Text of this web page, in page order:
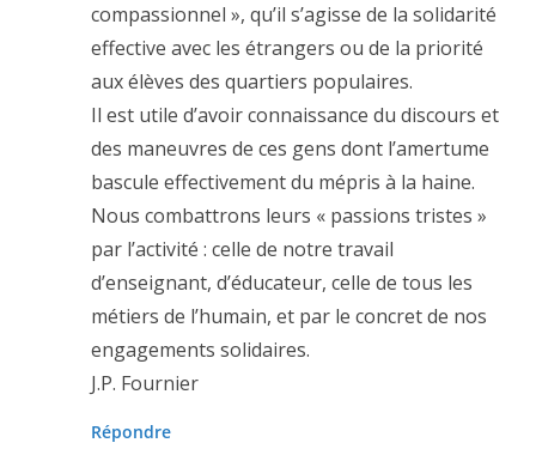
compassionnel », qu’il s’agisse de la solidarité
effective avec les étrangers ou de la priorité
aux élèves des quartiers populaires.
Il est utile d’avoir connaissance du discours et
des maneuvres de ces gens dont l’amertume
bascule effectivement du mépris à la haine.
Nous combattrons leurs « passions tristes »
par l’activité : celle de notre travail
d’enseignant, d’éducateur, celle de tous les
métiers de l’humain, et par le concret de nos
engagements solidaires.
J.P. Fournier
Répondre